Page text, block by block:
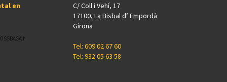
en
h
C/ Coll i Vehí, 17
17100, La Bisbal d’ Empordà
Girona
Tel: 609 02 67 60
Tel: 932 05 63 58